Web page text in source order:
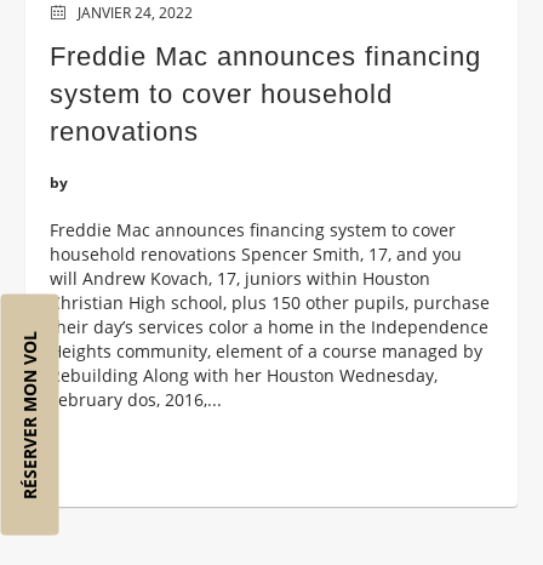
RÉSERVER MON VOL
JANVIER 24, 2022
Freddie Mac announces financing
system to cover household
renovations
by
Freddie Mac announces financing system to cover
household renovations Spencer Smith, 17, and you
will Andrew Kovach, 17, juniors within Houston
Christian High school, plus 150 other pupils, purchase
their day’s services color a home in the Independence
Heights community, element of a course managed by
Rebuilding Along with her Houston Wednesday,
February dos, 2016,...